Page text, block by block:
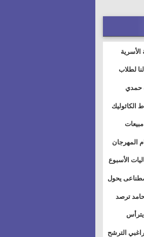
لطلاب
الخاصة
حمدي
الكاثوليك
وزيرة الإسكان تتابع مع شركة HDP مبيعات
المهرجان
المكشوف
الأسبوع
يحول
حامد ترصد
يترأس
الجديدة
الترشح